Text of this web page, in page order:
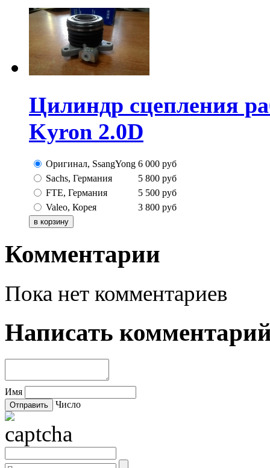
Цилиндр сцепления
Kyron 2.0D
Оригинал, SsangYong 6 000 руб
Sachs, Германия
5 800 руб
FTE, Германия
5 500 руб
Valeo, Корея
3 800 руб
Комментарии
Пока нет комментариев
Написать
Имя
Число